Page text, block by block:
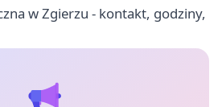
w Zgierzu - kontakt, godziny,